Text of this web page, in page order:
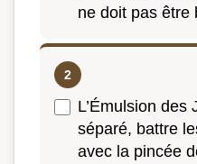
ne doit pas être
L’Émulsion des
séparé, battre
avec la pincée